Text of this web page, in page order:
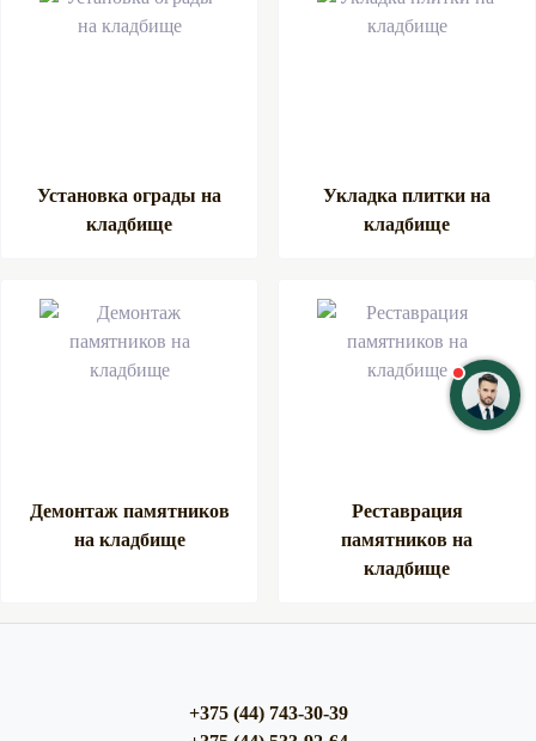
Установка ограды на
кладбище
Укладка плитки на
кладбище
Демонтаж памятников
на кладбище
Реставрация
памятников на
кладбище
+375 (44) 743-30-39